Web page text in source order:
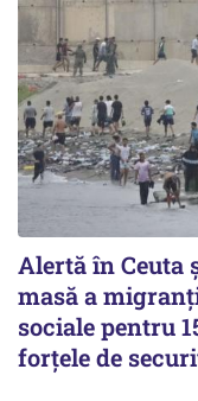
Alertă în Ceuta
masă a
sociale pentru
forțele de